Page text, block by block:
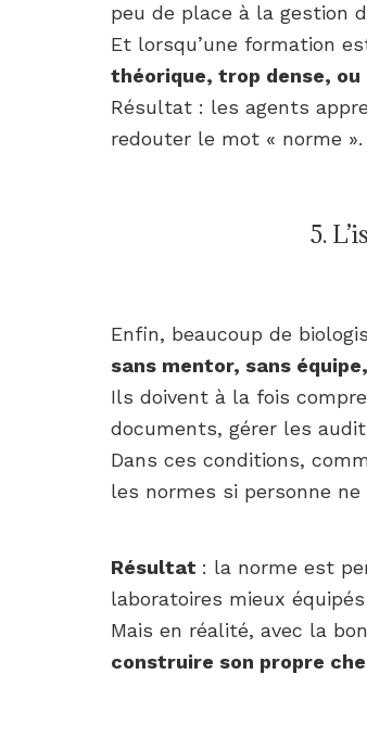
peu de place à la gestion
Et lorsqu’une formation
théorique, trop dense,
Résultat : les agents
redouter le mot « norme ».
5.
Enfin, beaucoup de
sans mentor, sans
Ils doivent à la fois
documents, gérer les
Dans ces conditions,
les normes si personne
Résultat : la norme est
laboratoires mieux
Mais en réalité, avec la
construire son propre